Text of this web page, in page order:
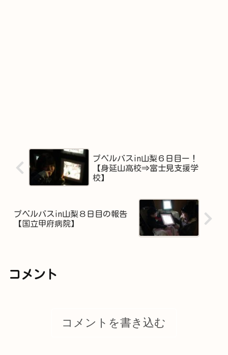
プペルバスin山梨６日目ー！
【身延山高校⇒富士見支援学
校】
プペルバスin山梨８日目の報告
【国立甲府病院】
コメント
コメントを書き込む